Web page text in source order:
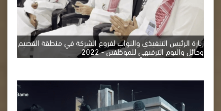
زيارة الرئيس التنفيذي والنواب لفروع الشركة في منطقة القصيم
وحائل واليوم الترفيهي للموظفين - 2022